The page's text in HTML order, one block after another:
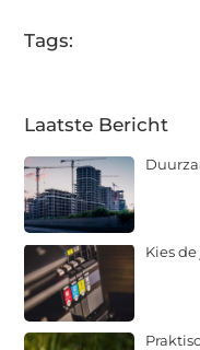
Tags:
Laatste Bericht
Kies